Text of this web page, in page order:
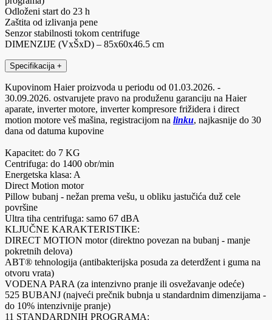
Odloženi start do 23 h
Zaštita od izlivanja pene
Senzor stabilnosti tokom centrifuge
DIMENZIJE (VxŠxD) – 85x60x46.5 cm
Specifikacija +
Kupovinom Haier proizvoda u periodu od 01.03.2026. -
30.09.2026. ostvarujete pravo na produženu garanciju na Haier
aparate, inverter motore, inverter kompresore frižidera i direct
motion motore veš mašina, registracijom na linku, najkasnije do 30
dana od datuma kupovine
Kapacitet: do 7 KG
Centrifuga: do 1400 obr/min
Energetska klasa: A
Direct Motion motor
Pillow bubanj - nežan prema vešu, u obliku jastučića duž cele
površine
Ultra tiha centrifuga: samo 67 dBA
KLJUČNE KARAKTERISTIKE:
DIRECT MOTION motor (direktno povezan na bubanj - manje
pokretnih delova)
ABT® tehnologija (antibakterijska posuda za deterdžent i guma na
otvoru vrata)
VODENA PARA (za intenzivno pranje ili osvežavanje odeće)
525 BUBANJ (najveći prečnik bubnja u standardnim dimenzijama -
do 10% intenzivnije pranje)
11 STANDARDNIH PROGRAMA: